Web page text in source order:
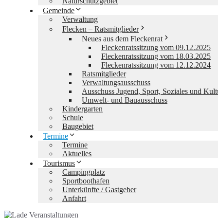
Gemeinde
Verwaltung
Flecken – Ratsmitglieder
Neues aus dem Fleckenrat
Fleckenratssitzung vom 09.12.2025
Fleckenratssitzung vom 18.03.2025
Fleckenratssitzung vom 12.12.2024
Ratsmitglieder
Verwaltungsausschuss
Ausschuss Jugend, Sport, Soziales und
Umwelt- und Bauausschuss
Kindergarten
Schule
Baugebiet
Termine
Termine
Aktuelles
Tourismus
Campingplatz
Sportboothafen
Unterkünfte / Gastgeber
Anfahrt